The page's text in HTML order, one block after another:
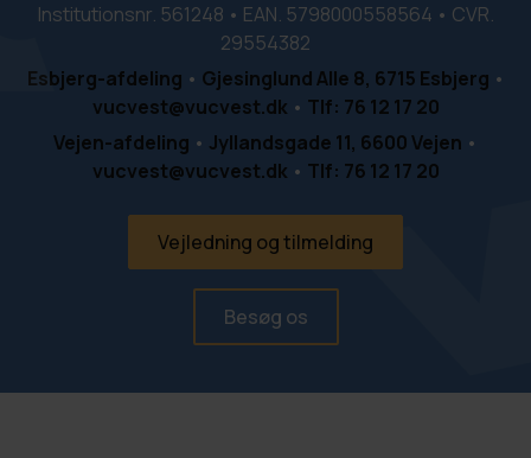
Institutionsnr. 561248 • EAN. 5798000558564 • CVR.
29554382
Esbjerg-afdeling • Gjesinglund Alle 8, 6715 Esbjerg •
vucvest@vucvest.dk • Tlf: 76 12 17 20
Vejen-afdeling • Jyllandsgade 11, 6600 Vejen •
vucvest@vucvest.dk • Tlf: 76 12 17 20
Vejledning og tilmelding
Besøg os